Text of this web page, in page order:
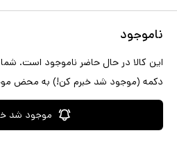
ناموجود
این کالا در حال حاضر ناموجود است.
دکمه (موجود شد خبرم کن!) به محض
موجود شد